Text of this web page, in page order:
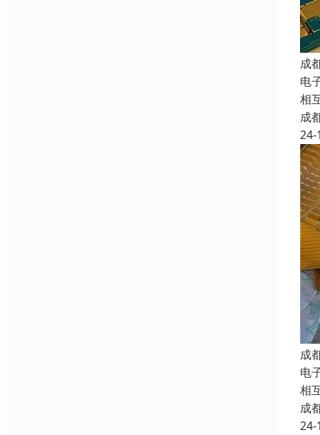
成
电
相
成
24-
成
电
相
成
24-